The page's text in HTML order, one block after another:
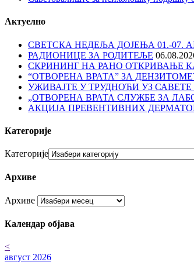
Актуелно
СВЕТСКА НЕДЕЉА ДОЈЕЊА 01.-07.
РАДИОНИЦЕ ЗА РОДИТЕЉЕ
СКРИНИНГ НА РАНО ОТКРИВАЊЕ
“ОТВОРЕНА ВРАТА” ЗА
УЖИВАЈТЕ У ТРУДНОЋИ УЗ
„ОТВОРЕНА ВРАТА СЛУЖБЕ ЗА
АКЦИЈА ПРЕВЕНТИВНИХ
Категорије
Категорије
Архиве
Архиве
Календар објава
<
август 2026